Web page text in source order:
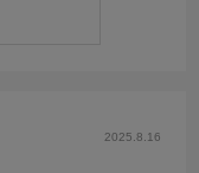
2025.8.16